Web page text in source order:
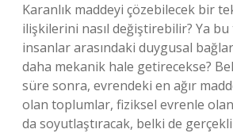
Karanlık maddeyi çözebilecek bir
ilişkilerini nasıl değiştirebilir? Ya
insanlar arasındaki duygusal
daha mekanik hale getirecekse?
süre sonra, evrendeki en ağır
olan toplumlar, fiziksel evrenle olan
da soyutlaştıracak, belki de